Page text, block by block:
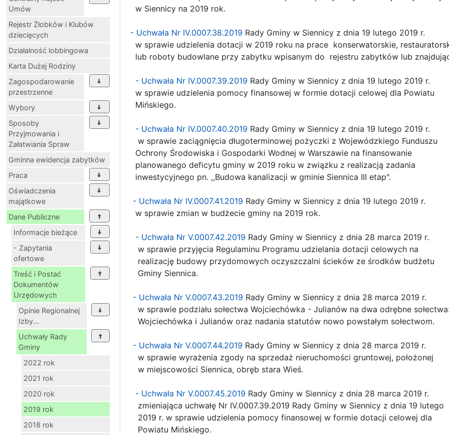
Umów
Rejestr Żłobków i Klubów
dziecięcych
Działalność lobbingowa
Karta Dużej Rodziny
Zagospodarowanie
przestrzenne
Wybory
Sposoby
Przyjmowania i
Załatwiania Spraw
Gminna ewidencja zabytków
Praca
Oświadczenia
majątkowe
Dane Publiczne
Informacje bieżące
- Zapytania
ofertowe
Treść i Postać
Dokumentów
Urzędowych
Opinie Regionalnej
Izby...
Uchwały Rady
Gminy
2022 rok
2021 rok
2020 rok
2019 rok
2018 rok
w Siennicy na 2019 rok.
- Uchwała Nr IV.0007.38.2019 Rady Gminy w Siennicy z dnia 19 lutego 2019 r.
w sprawie udzielenia dotacji w 2019 roku na prace konserwatorskie,
lub roboty budowlane przy zabytku wpisanym do rejestru zabytków lub
- Uchwała Nr IV.0007.39.2019 Rady Gminy w Siennicy z dnia 19 lutego 2019 r.
w sprawie udzielenia pomocy finansowej w formie dotacji celowej dla Powiatu
Mińskiego.
- Uchwała Nr IV.0007.40.2019 Rady Gminy w Siennicy z dnia 19 lutego 2019 r.
w sprawie zaciągnięcia długoterminowej pożyczki z Wojewódzkiego Funduszu
Ochrony Środowiska i Gospodarki Wodnej w Warszawie na finansowanie
planowanego deficytu gminy w 2019 roku w związku z realizacją zadania
inwestycyjnego pn. ,,Budowa kanalizacji w gminie Siennica III etap".
- Uchwała Nr IV.0007.41.2019 Rady Gminy w Siennicy z dnia 19 lutego 2019 r.
w sprawie zmian w budżecie gminy na 2019 rok.
- Uchwała Nr V.0007.42.2019 Rady Gminy w Siennicy z dnia 28 marca 2019 r.
w sprawie przyjęcia Regulaminu Programu udzielania dotacji celowych na
realizację budowy przydomowych oczyszczalni ścieków ze środków budżetu
Gminy Siennica.
- Uchwała Nr V.0007.43.2019 Rady Gminy w Siennicy z dnia 28 marca 2019 r.
w sprawie podziału sołectwa Wojciechówka - Julianów na dwa odrębne
Wojciechówka i Julianów oraz nadania statutów nowo powstałym sołectwom.
- Uchwała Nr V.0007.44.2019 Rady Gminy w Siennicy z dnia 28 marca 2019 r.
w sprawie wyrażenia zgody na sprzedaż nieruchomości gruntowej, położonej
w miejscowości Siennica, obręb stara Wieś.
- Uchwała Nr V.0007.45.2019 Rady Gminy w Siennicy z dnia 28 marca 2019 r.
zmieniająca uchwałę Nr IV.0007.39.2019 Rady Gminy w Siennicy z dnia 19 lutego
2019 r. w sprawie udzielenia pomocy finansowej w formie dotacji celowej dla
Powiatu Mińskiego.